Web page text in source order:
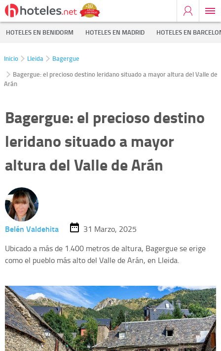
HOTELES EN BENIDORM HOTELES EN MADRID HOTELES EN
Inicio Lleida
Bagergue
Bagergue: el precioso destino leridano situado a mayor altura del Valle de
Arán
Bagergue: el precioso destino
leridano situado a mayor
altura del Valle de Arán
Belén Valdehita
31 Marzo, 2025
Ubicado a más de 1.400 metros de altura, Bagergue se erige
como el pueblo más alto del Valle de Arán, en Lleida.